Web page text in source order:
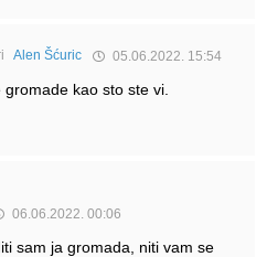
Alen Šćuric 05.06.2022. 15:54
kao sto ste vi.
06.06.2022. 00:06
sam ja gromada, niti vam se